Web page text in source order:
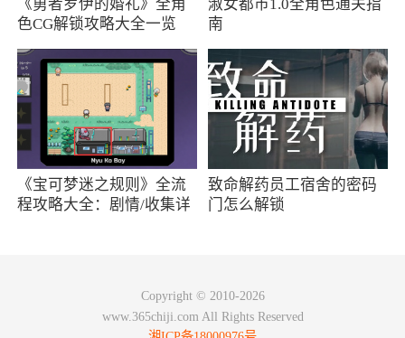
1、蘑菇战争2是一款非常有趣的即时策略类
爆发的一场地盘争夺战，星球上的所有建筑都是
以蘑菇的造型呈现出现，作为指挥官，将考验你
在战役中掌控局势的能力
2、对于士兵战意的问题，这是个不错的点，
只是总感觉有些不平衡，本来拖到后期的双方因
不平衡，此条可以忽略）
《勇者罗伊的婚礼》全角
色CG解锁攻略大全一览
淑女都市1.0全角色通关指
南
《宝可梦迷之规则》全流
程攻略大全：剧情/收集详
致命解药员工宿舍的密码
门怎么解锁
Copyright © 2010-2026
www.365chiji.com All Rights Reserved